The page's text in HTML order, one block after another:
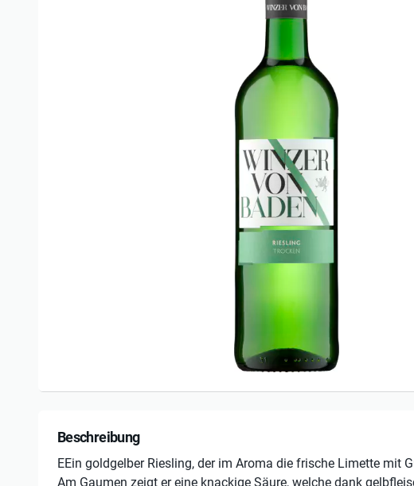
Beschreibung
EEin goldgelber Riesling, der im Aroma die frische Limette mit
Am Gaumen zeigt er eine knackige Säure, welche dank